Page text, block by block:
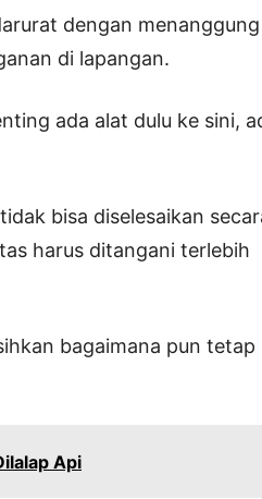
dengan menanggung
di lapangan.
ada alat dulu ke sini,
bisa diselesaikan
harus ditangani terlebih
bagaimana pun tetap
Api